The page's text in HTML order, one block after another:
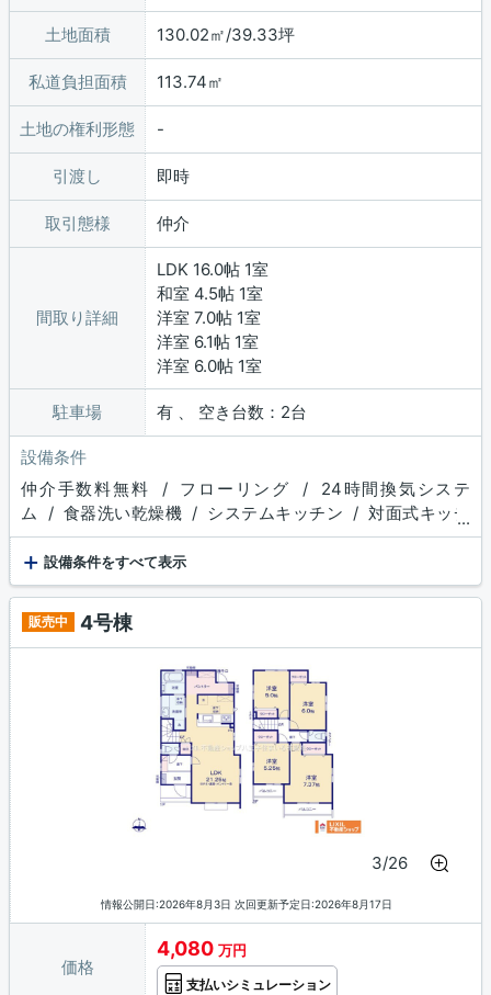
土地面積 130.02㎡/39.33坪
私道負担面積 113.74㎡
土地の権利形態
引渡し 即時
取引態様 仲介
間取り詳細
LDK 16.0帖 1室
和室 4.5帖 1室
洋室 7.0帖 1室
洋室 6.1帖 1室
洋室 6.0帖 1室
駐車場 有 、 空き台数：2台
設備条件
仲介手数料無料 / フローリング / 24時間換気システ
ム / 食器洗い乾燥機 / システムキッチン / 対面式キッチ
ン / 追焚機能浴室 / 浴室乾燥機 / 温水洗浄便座 / 洗髪洗
面化粧台 / トイレ２ヶ所 / 浴室１坪以上 / 床下収納 / ウ
ォークインクロゼット / 収納豊富 / TVモニタ付インターホ
ン / 複層ガラス / ディンプルキー
...
+ 設備条件をすべて表示
販売中 4号棟
3/26
情報公開日:2026年8月3日 次回更新予定日:2026年8月17日
価格
4,080 万円
支払いシミュレーション